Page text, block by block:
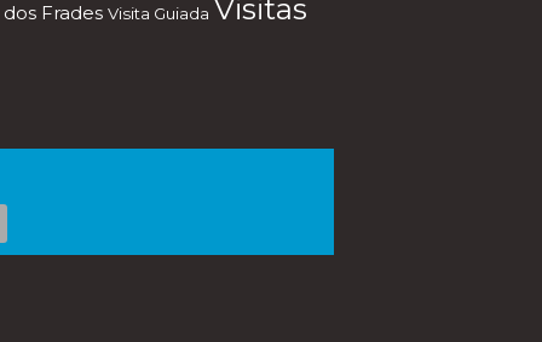
Frades Visita Guiada Visitas